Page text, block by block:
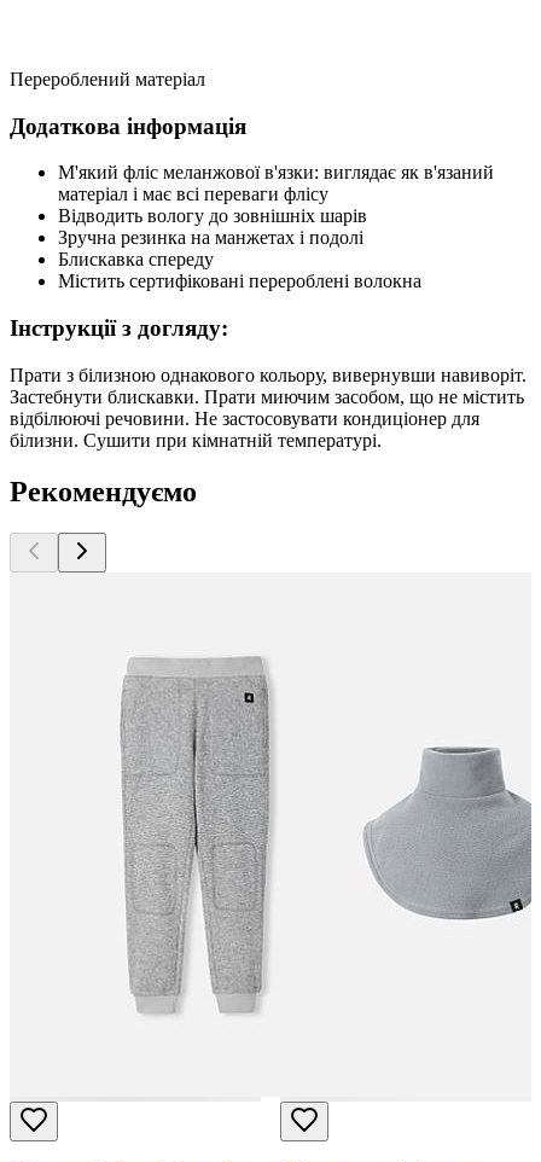
Перероблений матеріал
Додаткова інформація
М'який фліс меланжової в'язки: виглядає як в'язаний
матеріал і має всі переваги флісу
Відводить вологу до зовнішніх шарів
Зручна резинка на манжетах і подолі
Блискавка спереду
Містить сертифіковані перероблені волокна
Інструкції з догляду:
Прати з білизною однакового кольору, вивернувши навиворіт.
Застебнути блискавки. Прати миючим засобом, що не містить
відбілюючі речовини. Не застосовувати кондиціонер для
білизни. Сушити при кімнатній температурі.
Рекомендуємо